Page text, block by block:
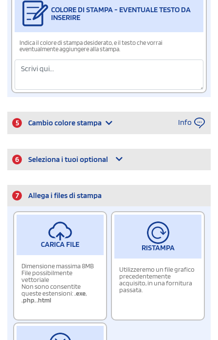
COLORE DI STAMPA - EVENTUALE TESTO DA
INSERIRE
Indica il colore di stampa desiderato, e il testo che vorrai
eventualmente aggiungere alla stampa.
5 Cambio colore stampa Info
6 Seleziona i tuoi optional
7 Allega i files di stampa
CARICA FILE
Dimensione massima 8MB
File possibilmente
vettoriale
Non sono consentite
queste estensioni:.exe,
.php,.html
RISTAMPA
Utilizzeremo un file grafico
precedentemente
acquisito, in una fornitura
passata.